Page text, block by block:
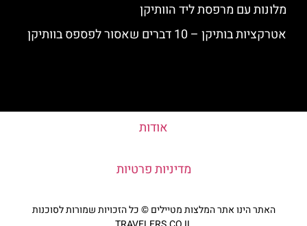
מלונות עם מרפסת ליד הוותיקן
אטרקציות בותיקן – 10 דברים שאסור לפספס בוותיקן
אודות
מדיניות פרטיות
האתר הינו אתר המלצות מטיילים © כל הזכויות שמורות לסוכנות